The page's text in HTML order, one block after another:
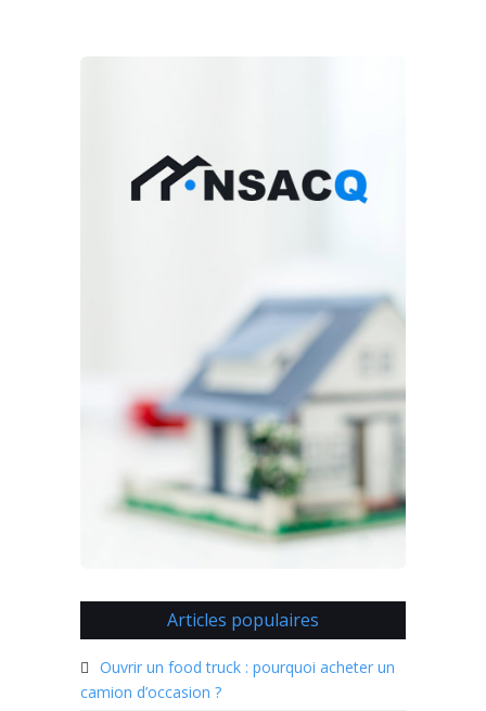
Articles populaires
Ouvrir un food truck : pourquoi acheter un
camion d’occasion ?